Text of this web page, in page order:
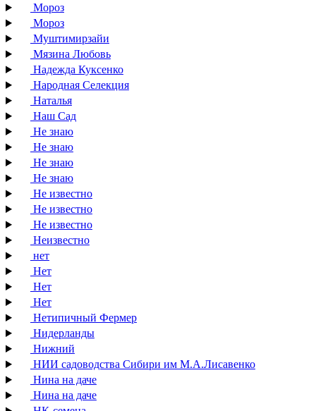
Мороз
Мороз
Муштимирзайи
Мязина Любовь
Надежда Куксенко
Народная Селекция
Наталья
Наш Сад
Не знаю
Не знаю
Не знаю
Не знаю
Не известно
Не известно
Не известно
Неизвестно
нет
Нет
Нет
Нет
Нетипичный Фермер
Нидерланды
Нижний
НИИ садоводства Сибири им М.А.Лисавенко
Нина на даче
Нина на даче